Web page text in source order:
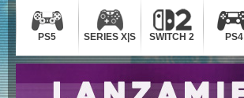
PS5 SERIES X|S SWITCH 2 PS4